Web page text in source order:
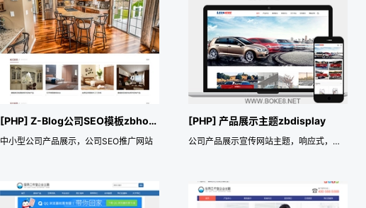
[PHP] Z-Blog公司SEO模板zbhome
中小型公司产品展示，公司SEO推广网站
[PHP] 产品展示主题zbdisplay
公司产品展示宣传网站主题，响应式，自适应电脑、手机、平板电脑。